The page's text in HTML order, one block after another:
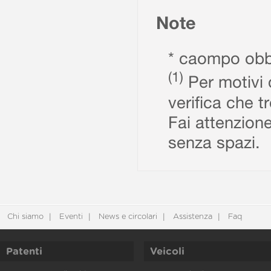
Note
* caompo
(1) Per motivi
verifica che
Fai
senza spazi.
Chi siamo Eventi News e circolari Assistenza Faq
Patenti Veicoli